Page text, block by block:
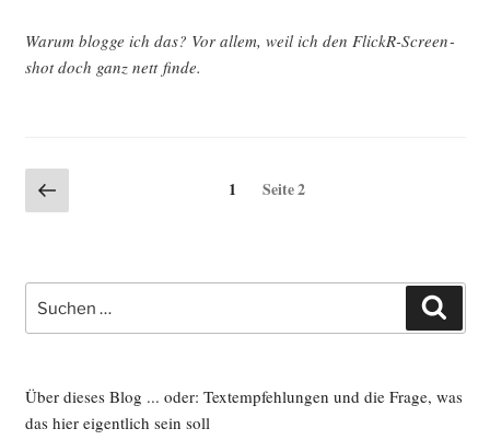
War­um blog­ge ich das? Vor allem, weil ich den FlickR-Screen­
shot doch ganz nett finde.
Seitennummerierung
der
Vorherige
Seite
Seite
1 Seite2
nach:
Über dieses Blog ... oder: Textempfehlungen und die Frage, was
das hier eigentlich sein soll